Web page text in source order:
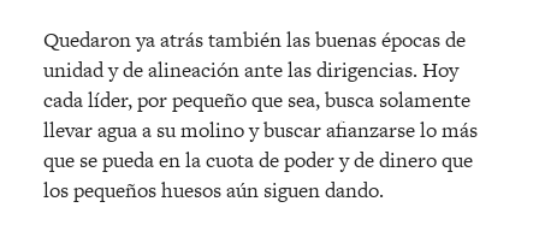
Quedaron ya atrás también las buenas épocas de
unidad y de alineación ante las dirigencias. Hoy
cada líder, por pequeño que sea, busca solamente
llevar agua a su molino y buscar afianzarse lo más
que se pueda en la cuota de poder y de dinero que
los pequeños huesos aún siguen dando.